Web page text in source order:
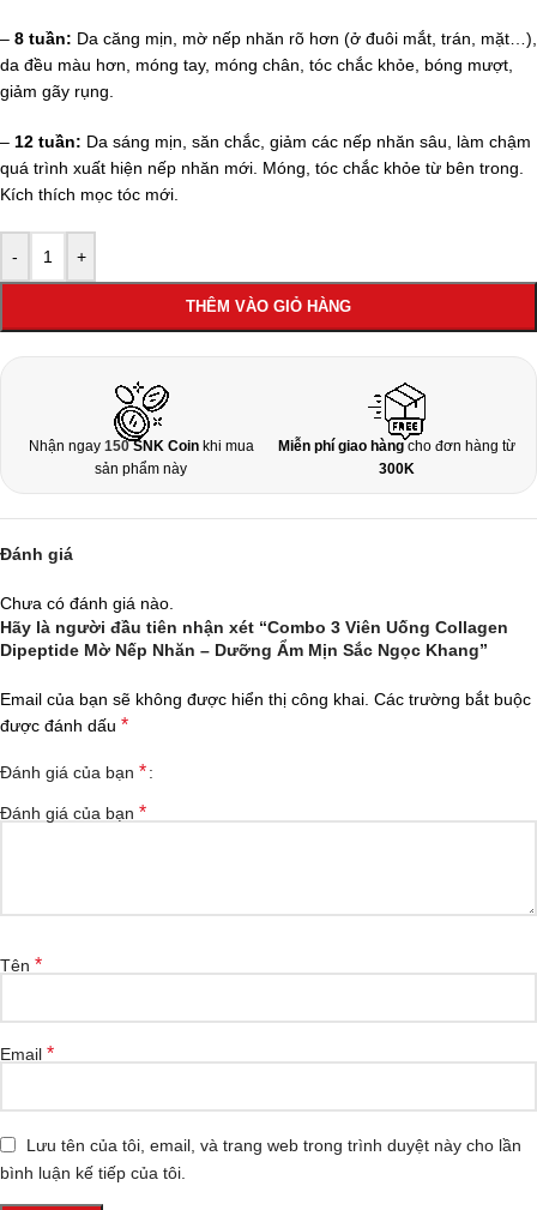
– 8 tuần: Da căng mịn, mờ nếp nhăn rõ hơn (ở đuôi mắt, trán, mặt…),
da đều màu hơn, móng tay, móng chân, tóc chắc khỏe, bóng mượt,
giảm gãy rụng.
– 12 tuần: Da sáng mịn, săn chắc, giảm các nếp nhăn sâu, làm chậm
quá trình xuất hiện nếp nhăn mới. Móng, tóc chắc khỏe từ bên trong.
Kích thích mọc tóc mới.
- +
THÊM VÀO GIỎ HÀNG
Nhận ngay 150SNK Coinkhi mua
sản phẩm này
Miễn phí giao hàngcho đơn hàng từ
300K
Đánh giá
Chưa có đánh giá nào.
Hãy là người đầu tiên nhận xét “Combo 3 Viên Uống Collagen
Dipeptide Mờ Nếp Nhăn – Dưỡng Ẩm Mịn Sắc Ngọc Khang”
Email của bạn sẽ không được hiển thị công khai. Các trường bắt buộc
được đánh dấu *
Đánh giá của bạn *
Đánh giá của bạn *
Tên *
Email *
Lưu tên của tôi, email, và trang web trong trình duyệt này cho lần
bình luận kế tiếp của tôi.